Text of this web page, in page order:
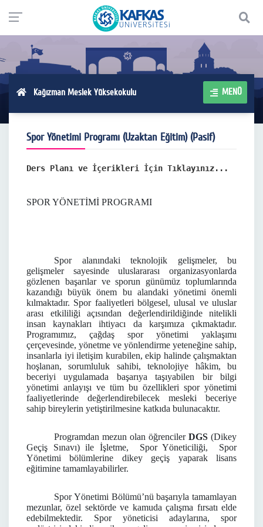
Kağızman Meslek Yüksekokulu MENÜ
Spor Yönetimi Programı (Uzaktan Eğitim) (Pasif)
Ders Planı ve İçerikleri İçin Tıklayınız...
SPOR YÖNETİMİ PROGRAMI
Spor alanındaki teknolojik gelişmeler, bu
gelişmeler sayesinde uluslararası organizasyonlarda
gözlenen başarılar ve sporun günümüz toplumlarında
kazandığı büyük önem bu alandaki yönetimi önemli
kılmaktadır. Spor faaliyetleri bölgesel, ulusal ve uluslar
arası etkililiği açısından değerlendirildiğinde nitelikli
insan kaynakları ihtiyacı da karşımıza çıkmaktadır.
Programımız, çağdaş spor yönetimi yaklaşımı
çerçevesinde, yönetme ve yönlendirme yeteneğine sahip,
insanlarla iyi iletişim kurabilen, ekip halinde çalışmaktan
hoşlanan, sorumluluk sahibi, teknolojiye hâkim, bu
beceriyi uygulamada başarıya taşıyabilen bir bilgi
yönetimi anlayışı ve tüm bu özellikleri spor yönetimi
faaliyetlerinde değerlendirebilecek mesleki beceriye
sahip bireylerin yetiştirilmesine katkıda bulunacaktır.
Programdan mezun olan öğrencilerDGS (Dikey
Geçiş Sınavı) ile İşletme, Spor Yöneticiliği, Spor
Yönetimi
bölümlerine dikey
geçiş yaparak lisans
eğitimine tamamlayabilirler.
Spor Yönetimi Bölümü’nü başarıyla tamamlayan
mezunlar, özel sektörde ve kamuda çalışma fırsatı elde
edebilmektedir. Spor yöneticisi adaylarına, spor